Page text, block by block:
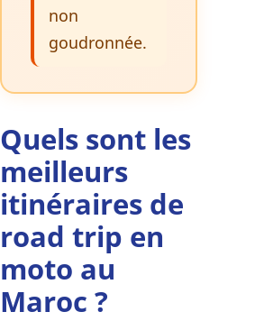
non
goudronnée.
Quels sont les
meilleurs
itinéraires de
road trip en
moto au
Maroc ?